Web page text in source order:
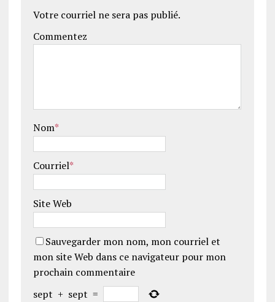
Votre courriel ne sera pas publié.
Commentez
Nom*
Courriel*
Site Web
Sauvegarder mon nom, mon courriel et
mon site Web dans ce navigateur pour mon
prochain commentaire
sept + sept =